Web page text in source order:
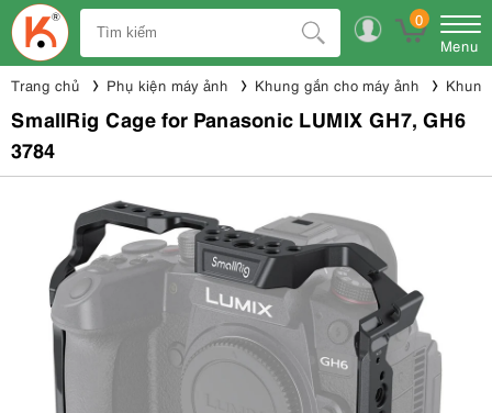
0
Menu
Trang chủ Phụ kiện máy ảnh Khung gắn cho máy ảnh
SmallRig Cage for Panasonic LUMIX GH7, GH6
3784